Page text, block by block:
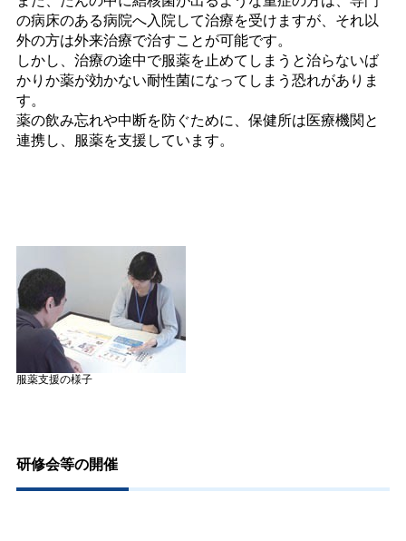
の病床のある病院へ入院して治療を受けますが、それ以
外の方は外来治療で治すことが可能です。
しかし、治療の途中で服薬を止めてしまうと治らないば
かりか薬が効かない耐性菌になってしまう恐れがありま
す。
薬の飲み忘れや中断を防ぐために、保健所は医療機関と
連携し、服薬を支援しています。
服薬支援の様子
研修会等の開催